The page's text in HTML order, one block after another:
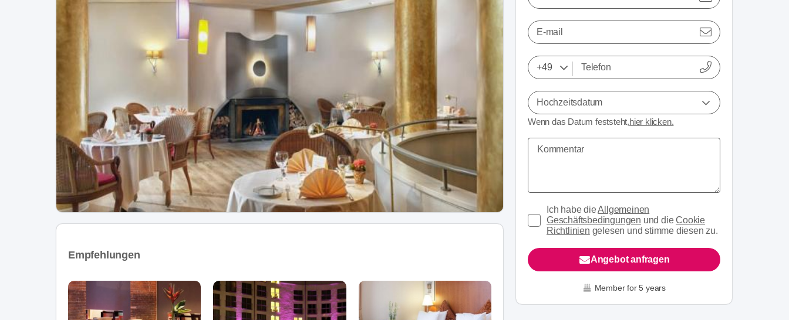
Empfehlungen
E-mail
Hochzeitsdatum
Wenn das Datum feststeht,hier klicken.
Ich habe dieAllgemeinen
Geschäftsbedingungen und dieCookie
Richtlinien gelesen und stimme diesen zu.
Angebot anfragen
Member for 5 years